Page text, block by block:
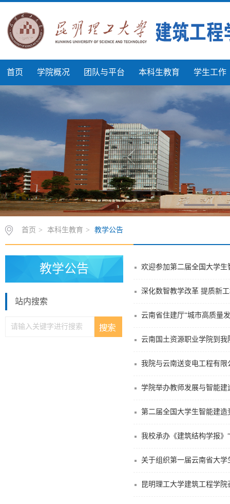
首页 学院概况 团队与平台 本科生教育 学生工作
首页 > 本科生教育 > 教学公告
教学公告
站内搜索
欢迎参加第二届全国大学
深化数智教学改革 提质新
云南省住建厅“城市高质量
云南国土资源职业学院到我
我院与云南送变电工程有
学院举办教师发展与智能
第二届全国大学生智能建
我校承办《建筑结构学报
关于组织第一届云南省大
昆明理工大学建筑工程学